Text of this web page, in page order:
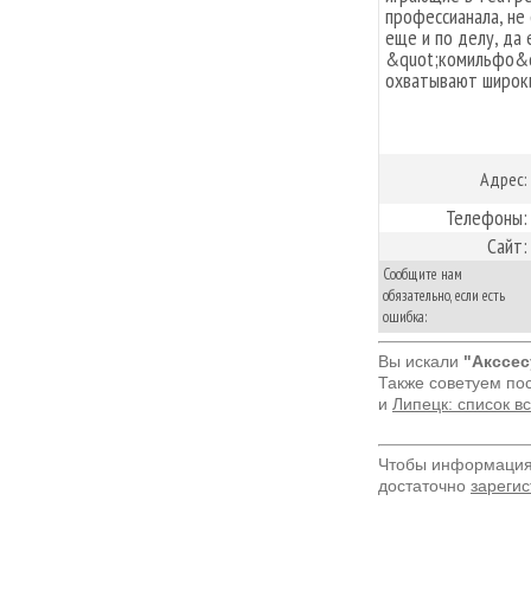
профессианала,
еще и по делу, да
охватывают
Адрес:
Телефоны:
Сайт:
Сообщите нам
обязательно, если есть
ошибка:
Вы искали
Также советуем
и Липецк: список
Чтобы
достаточно